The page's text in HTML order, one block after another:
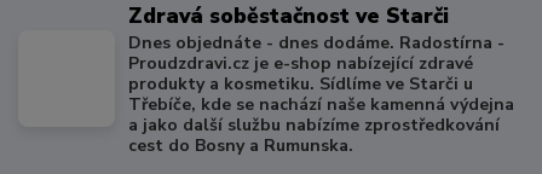
Zdravá soběstačnost ve Starči
Dnes objednáte - dnes dodáme. Radostírna -
Proudzdravi.cz je e-shop nabízející zdravé
produkty a kosmetiku. Sídlíme ve Starči u
Třebíče, kde se nachází naše kamenná výdejna
a jako další službu nabízíme zprostředkování
cest do Bosny a Rumunska.